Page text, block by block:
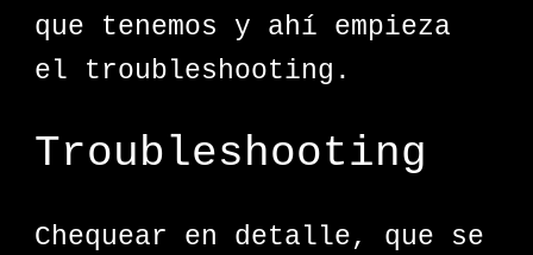
que tenemos y ahí empieza
el troubleshooting.
Troubleshooting
Chequear en detalle, que se